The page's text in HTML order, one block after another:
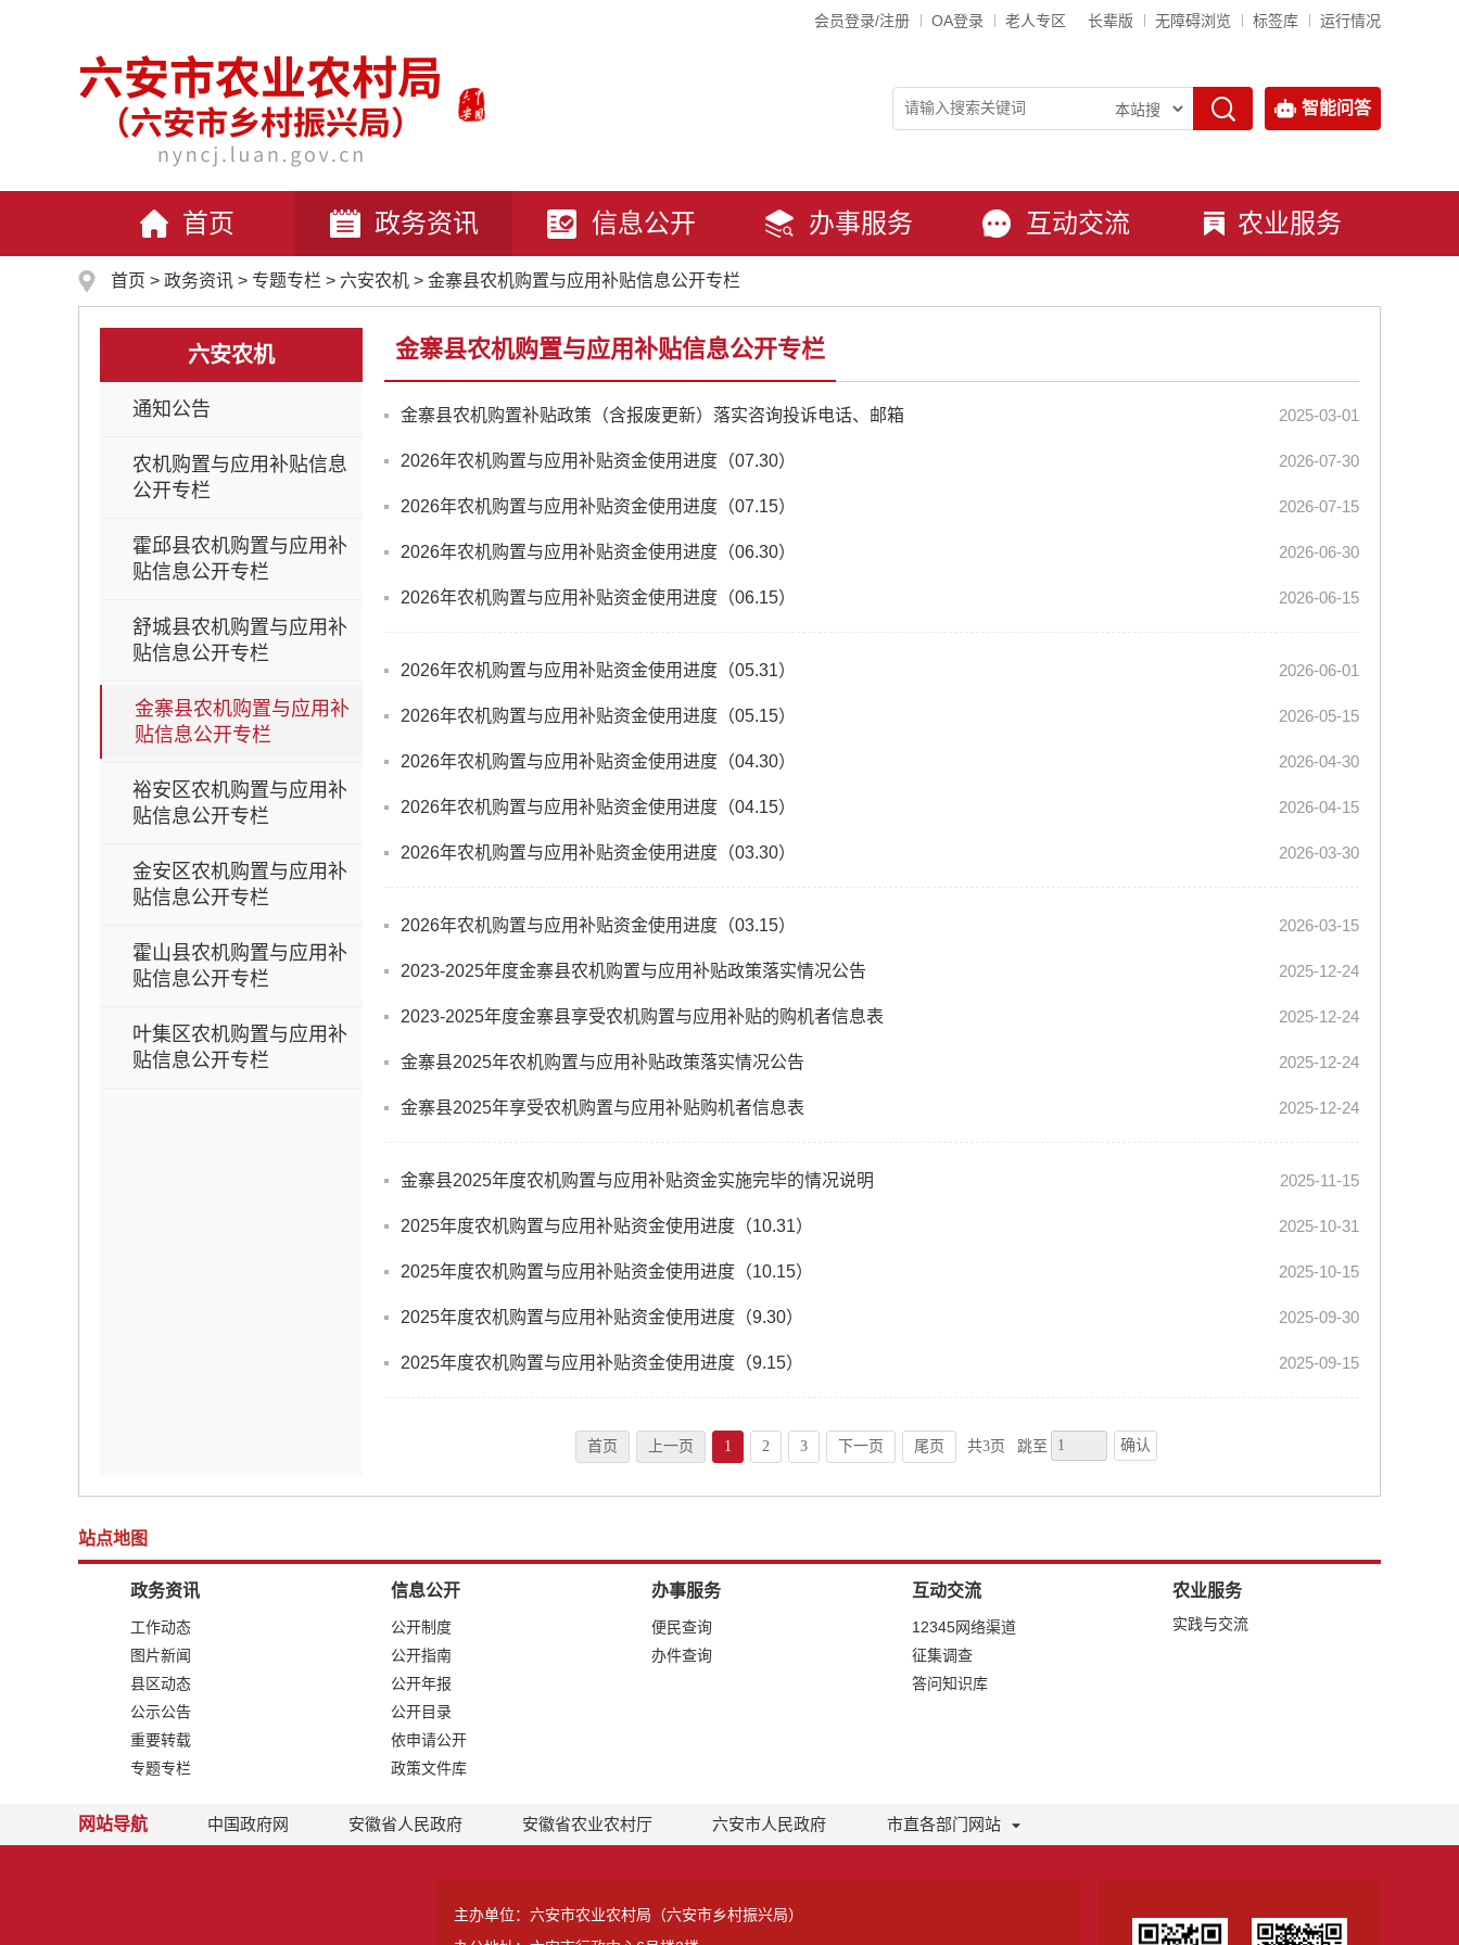
会员登录/注册 OA登录 老人专区 长辈版 无障碍浏览 标签库 运行情况
智能问答
首页 政务资讯 信息公开 办事服务 互动交流 农业服务
首页 > 政务资讯 > 专题专栏 > 六安农机 > 金寨县农机购置与应用补贴信息公开专栏
六安农机
通知公告
农机购置与应用补贴信息
公开专栏
霍邱县农机购置与应用补
贴信息公开专栏
舒城县农机购置与应用补
贴信息公开专栏
金寨县农机购置与应用补
贴信息公开专栏
裕安区农机购置与应用补
贴信息公开专栏
金安区农机购置与应用补
贴信息公开专栏
霍山县农机购置与应用补
贴信息公开专栏
叶集区农机购置与应用补
贴信息公开专栏
金寨县农机购置与应用补贴信息公开专栏
金寨县农机购置补贴政策（含报废更新）落实咨询投诉电话、邮箱 2025-03-01
2026年农机购置与应用补贴资金使用进度（07.30） 2026-07-30
2026年农机购置与应用补贴资金使用进度（07.15） 2026-07-15
2026年农机购置与应用补贴资金使用进度（06.30） 2026-06-30
2026年农机购置与应用补贴资金使用进度（06.15） 2026-06-15
2026年农机购置与应用补贴资金使用进度（05.31） 2026-06-01
2026年农机购置与应用补贴资金使用进度（05.15） 2026-05-15
2026年农机购置与应用补贴资金使用进度（04.30） 2026-04-30
2026年农机购置与应用补贴资金使用进度（04.15） 2026-04-15
2026年农机购置与应用补贴资金使用进度（03.30） 2026-03-30
2026年农机购置与应用补贴资金使用进度（03.15） 2026-03-15
2023-2025年度金寨县农机购置与应用补贴政策落实情况公告 2025-12-24
2023-2025年度金寨县享受农机购置与应用补贴的购机者信息表 2025-12-24
金寨县2025年农机购置与应用补贴政策落实情况公告 2025-12-24
金寨县2025年享受农机购置与应用补贴购机者信息表 2025-12-24
金寨县2025年度农机购置与应用补贴资金实施完毕的情况说明 2025-11-15
2025年度农机购置与应用补贴资金使用进度（10.31） 2025-10-31
2025年度农机购置与应用补贴资金使用进度（10.15） 2025-10-15
2025年度农机购置与应用补贴资金使用进度（9.30） 2025-09-30
2025年度农机购置与应用补贴资金使用进度（9.15） 2025-09-15
首页 上一页 1 2 3 下一页 尾页 共3页 跳至 确认
站点地图
政务资讯
工作动态
图片新闻
县区动态
公示公告
重要转载
专题专栏
信息公开
公开制度
公开指南
公开年报
公开目录
依申请公开
政策文件库
办事服务
便民查询
办件查询
互动交流
12345网络渠道
征集调查
答问知识库
农业服务
实践与交流
网站导航 中国政府网 安徽省人民政府 安徽省农业农村厅 六安市人民政府 市直各部门网站
主办单位：六安市农业农村局（六安市乡村振兴局）